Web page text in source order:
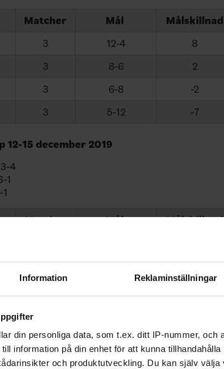
Information Reklaminställningar
din personliga data, som t.ex. ditt IP-nummer, och
information på din enhet för att kunna
och produktutveckling. Du kan själv
Matcher Mål Målskillnad
3 12-4 8
3 8-6 2
3 6-8 -2
3 5-12 -7
12-15 december 2019
4
1
Matcher Mål Målskillnad
3 9-7 2
7-10 november 2019